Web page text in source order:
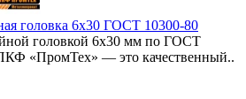
головка 6x30 ГОСТ 10300-80
головкой 6x30 мм по ГОСТ
«ПромТех» — это качественный..